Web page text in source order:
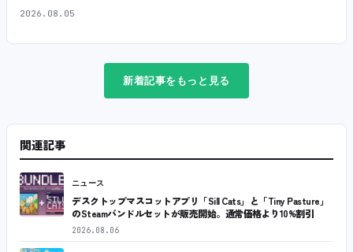
2026.08.05
新着記事をもっと見る
関連記事
ニュース
デスクトップマスコットアプリ「Sill Cats」と「Tiny Pasture」
のSteamバンドルセットが販売開始。通常価格より10%割引
2026.08.06